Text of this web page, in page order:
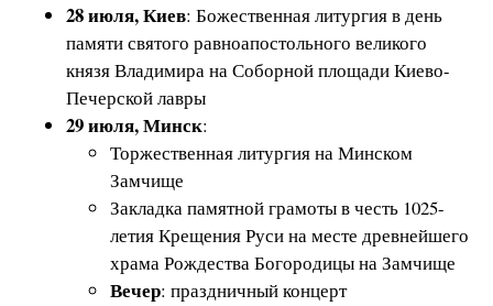
28 июля, Киев: Божественная литургия в день
памяти святого равноапостольного великого
князя Владимира на Соборной площади Киево-
Печерской лавры
29 июля, Минск:
Торжественная литургия на Минском
Замчище
Закладка памятной грамоты в честь 1025-
летия Крещения Руси на месте древнейшего
храма Рождества Богородицы на Замчище
Вечер: праздничный концерт